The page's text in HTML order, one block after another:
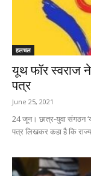
हलचल
यूथ फॉर स्वराज
पत्र
June 25, 2021
24 जून। छात्र-युवा संगठन
पत्र लिखकर कहा है कि